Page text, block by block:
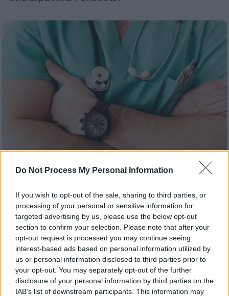
Do Not Process My Personal Information
If you wish to opt-out of the sale, sharing to third parties, or
processing of your personal or sensitive information for
targeted advertising by us, please use the below opt-out
section to confirm your selection. Please note that after your
opt-out request is processed you may continue seeing
interest-based ads based on personal information utilized by
us or personal information disclosed to third parties prior to
your opt-out. You may separately opt-out of the further
disclosure of your personal information by third parties on the
IAB’s list of downstream participants. This information may
Ιταλία: Καρδιολόγος στην Καλαβρία
συνελήφθη για σεξουαλική κακοποίηση
63 γυναικών
Ο συλληφθείς παρουσιαζόταν ως
γυναικολόγος (έστω και αν είχε ειδίκευση
στην καρδιολογία) και ευθύνεται για
σεξουαλική κακοποίηση δεκάδων ασθενών